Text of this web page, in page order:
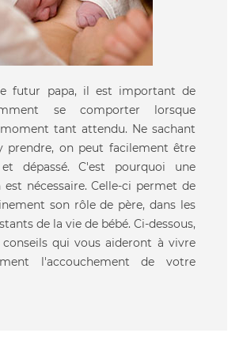
futur papa, il est important de
se comporter lorsque
tant attendu. Ne sachant
prendre, on peut facilement être
dépassé. C'est pourquoi une
est nécessaire. Celle-ci permet de
son rôle de père, dans les
de la vie de bébé. Ci-dessous,
qui vous aideront à vivre
l'accouchement de votre